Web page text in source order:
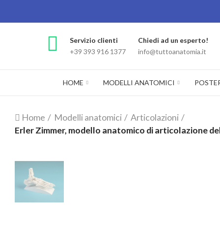
Servizio clienti
+39 393 916 1377
Chiedi ad un esperto!
info@tuttoanatomia.it
HOME MODELLI ANATOMICI
Home Modelli anatomici
Articolazioni
Erler Zimmer, modello anatomico di articolazione